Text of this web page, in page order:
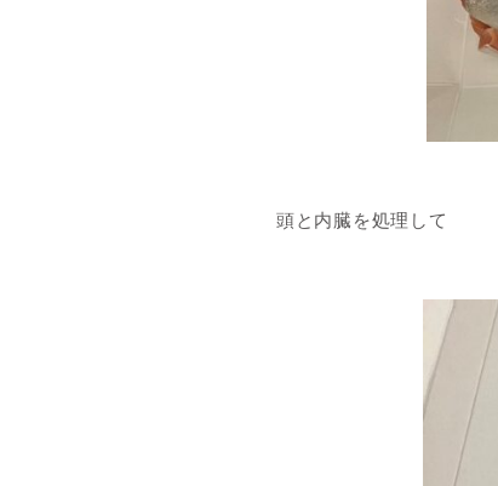
頭と内臓を処理して